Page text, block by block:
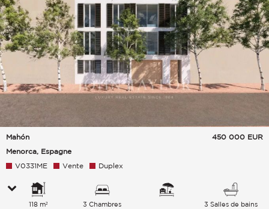
Mahón
Menorca, Espagne
450 000 EUR
V0331ME Vente Duplex
118 m² 3 Chambres 3 Salles de bains